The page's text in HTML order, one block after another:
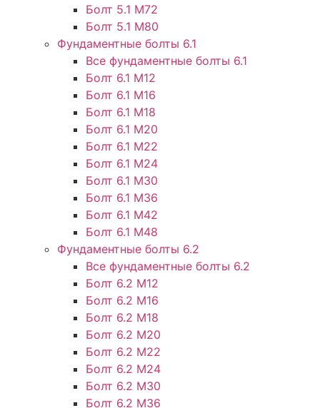
Болт 5.1 М72
Болт 5.1 М80
Фундаментные болты 6.1
Все фундаментные болты 6.1
Болт 6.1 М12
Болт 6.1 М16
Болт 6.1 М18
Болт 6.1 М20
Болт 6.1 М22
Болт 6.1 М24
Болт 6.1 М30
Болт 6.1 М36
Болт 6.1 М42
Болт 6.1 М48
Фундаментные болты 6.2
Все фундаментные болты 6.2
Болт 6.2 М12
Болт 6.2 М16
Болт 6.2 М18
Болт 6.2 М20
Болт 6.2 М22
Болт 6.2 М24
Болт 6.2 М30
Болт 6.2 М36